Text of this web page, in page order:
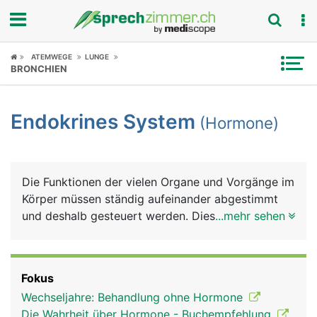
Fokus
Symptome
News
Rubriken
ATEMWEGE LUNGE
BRONCHIEN
Endokrines System (Hormone)
Die Funktionen der vielen Organe und Vorgänge im
Körper müssen ständig aufeinander abgestimmt
und deshalb gesteuert werden. Diese Steuerungen,
reichen, übernehmen weit über 30 verschiedene
Hormone (chemische Botenstoffe), die von
...mehr sehen
Fokus
Wechseljahre: Behandlung ohne Hormone
Die Wahrheit über Hormone - Buchempfehlung